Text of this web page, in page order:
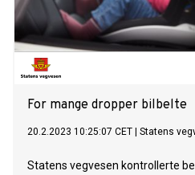
For mange dropper bilbelte
20.2.2023 10:25:07 CET Statens
Statens vegvesen kontrollerte